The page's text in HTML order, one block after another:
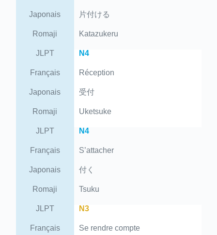
Japonais 片付ける
Romaji Katazukeru
JLPT N4
Français Réception
Japonais 受付
Romaji Uketsuke
JLPT N4
Français S’attacher
Japonais 付く
Romaji Tsuku
JLPT N3
Français Se rendre compte